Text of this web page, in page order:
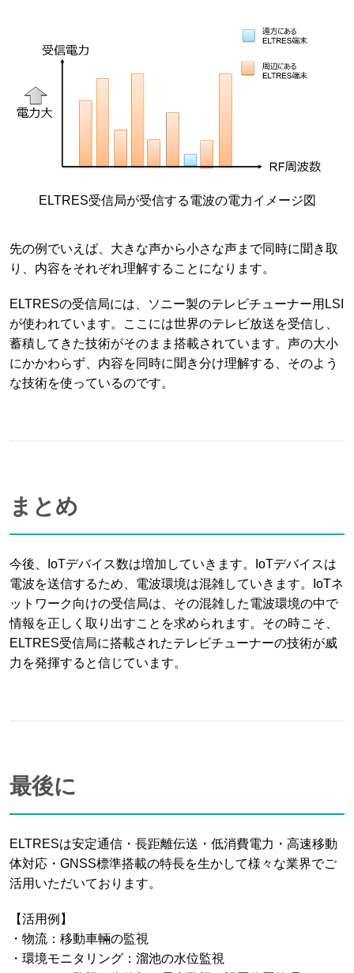
ELTRES受信局が受信する電波の電力イメージ図
先の例でいえば、大きな声から小さな声まで同時に聞き取
り、内容をそれぞれ理解することになります。
ELTRESの受信局には、ソニー製のテレビチューナー用LSI
が使われています。ここには世界のテレビ放送を受信し、
蓄積してきた技術がそのまま搭載されています。声の大小
にかかわらず、内容を同時に聞き分け理解する、そのよう
な技術を使っているのです。
まとめ
今後、IoTデバイス数は増加していきます。IoTデバイスは
電波を送信するため、電波環境は混雑していきます。IoTネ
ットワーク向けの受信局は、その混雑した電波環境の中で
情報を正しく取り出すことを求められます。その時こそ、
ELTRES受信局に搭載されたテレビチューナーの技術が威
力を発揮すると信じています。
最後に
ELTRESは安定通信・長距離伝送・低消費電力・高速移動
体対応・GNSS標準搭載の特長を生かして様々な業界でご
活用いただいております。
【活用例】
・物流：移動車輛の監視
・環境モニタリング：溜池の水位監視